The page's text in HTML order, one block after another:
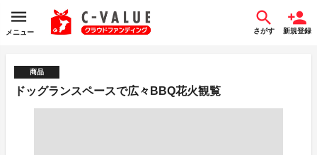
メニュー さがす 新規登録
商品
ドッグランスペースで広々BBQ花火観覧